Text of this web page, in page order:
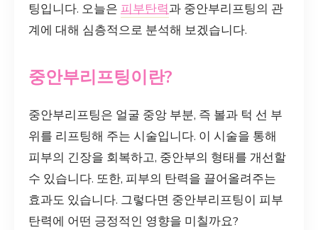
팅입니다. 오늘은 피부탄력과 중안부리프팅의 관
계에 대해 심층적으로 분석해 보겠습니다.
중안부리프팅이란?
중안부리프팅은 얼굴 중앙 부분, 즉 볼과 턱 선 부
위를 리프팅해 주는 시술입니다. 이 시술을 통해
피부의 긴장을 회복하고, 중안부의 형태를 개선할
수 있습니다. 또한, 피부의 탄력을 끌어올려주는
효과도 있습니다. 그렇다면 중안부리프팅이 피부
탄력에 어떤 긍정적인 영향을 미칠까요?